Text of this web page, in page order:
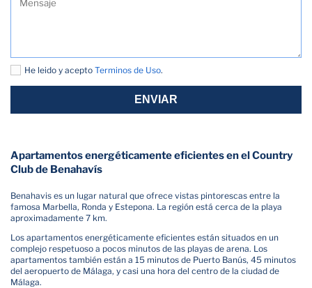
He leido y acepto Terminos de Uso.
ENVIAR
Apartamentos energéticamente eficientes en el Country
Club de Benahavís
Benahavis es un lugar natural que ofrece vistas pintorescas entre la
famosa Marbella, Ronda y Estepona. La región está cerca de la playa
aproximadamente 7 km.
Los apartamentos energéticamente eficientes están situados en un
complejo respetuoso a pocos minutos de las playas de arena. Los
apartamentos también están a 15 minutos de Puerto Banús, 45 minutos
del aeropuerto de Málaga, y casi una hora del centro de la ciudad de
Málaga.